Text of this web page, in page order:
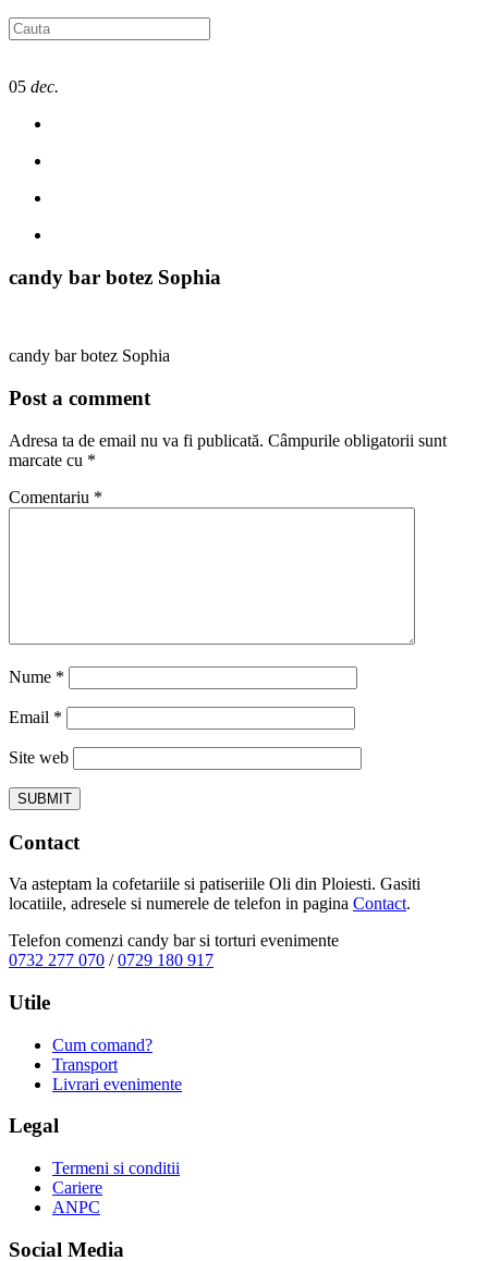
05 dec.
candy bar botez Sophia
candy bar botez Sophia
Post a comment
Adresa ta de email nu va fi publicată. Câmpurile obligatorii sunt
marcate cu *
Comentariu *
Nume *
Email *
Site web
Contact
Va asteptam la cofetariile si patiseriile Oli din Ploiesti. Gasiti
locatiile, adresele si numerele de telefon in pagina Contact.
Telefon comenzi candy bar si torturi evenimente
0732 277 070 /0729 180 917
Utile
Cum comand?
Transport
Livrari evenimente
Legal
Termeni si conditii
Cariere
ANPC
Social Media